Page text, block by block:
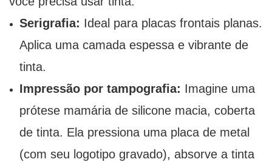
Serigrafia: Ideal para placas frontais planas.
Aplica uma camada espessa e vibrante de
tinta.
Impressão por tampografia: Imagine uma
prótese mamária de silicone macia, coberta
de tinta. Ela pressiona uma placa de metal
(com seu logotipo gravado), absorve a tinta